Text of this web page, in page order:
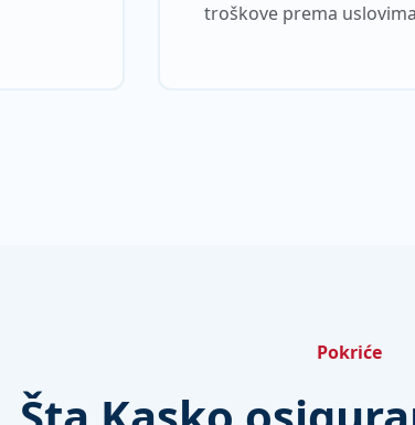
troškove prema
Pokriće